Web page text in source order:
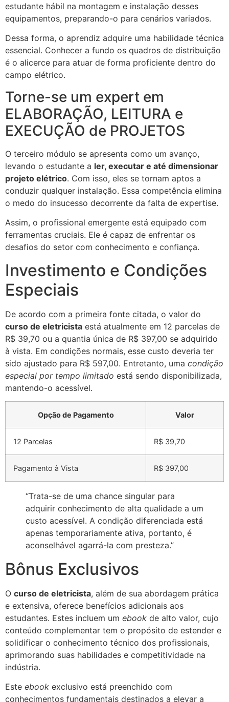
estudante hábil na montagem e instalação desses
equipamentos, preparando-o para cenários variados.
Dessa forma, o aprendiz adquire uma habilidade técnica
essencial. Conhecer a fundo os quadros de distribuição
é o alicerce para atuar de forma proficiente dentro do
campo elétrico.
Torne-se um expert em
ELABORAÇÃO, LEITURA e
EXECUÇÃO de PROJETOS
O terceiro módulo se apresenta como um avanço,
levando o estudante a ler, executar e até dimensionar
projeto elétrico. Com isso, eles se tornam aptos a
conduzir qualquer instalação. Essa competência elimina
o medo do insucesso decorrente da falta de expertise.
Assim, o profissional emergente está equipado com
ferramentas cruciais. Ele é capaz de enfrentar os
desafios do setor com conhecimento e confiança.
Investimento e Condições
Especiais
De acordo com a primeira fonte citada, o valor do
curso de eletricista está atualmente em 12 parcelas de
R$ 39,70 ou a quantia única de R$ 397,00 se adquirido
à vista. Em condições normais, esse custo deveria ter
sido ajustado para R$ 597,00. Entretanto, uma condição
especial por tempo limitado está sendo disponibilizada,
mantendo-o acessível.
Opção de Pagamento Valor
12 Parcelas R$ 39,70
Pagamento à Vista R$ 397,00
“Trata-se de uma chance singular para
adquirir conhecimento de alta qualidade a um
custo acessível. A condição diferenciada está
apenas temporariamente ativa, portanto, é
aconselhável agarrá-la com presteza.”
Bônus Exclusivos
O curso de eletricista, além de sua abordagem prática
e extensiva, oferece benefícios adicionais aos
estudantes. Estes incluem um ebook de alto valor, cujo
conteúdo complementar tem o propósito de estender e
solidificar o conhecimento técnico dos profissionais,
aprimorando suas habilidades e competitividade na
indústria.
Este ebook exclusivo está preenchido com
conhecimentos fundamentais destinados a elevar a